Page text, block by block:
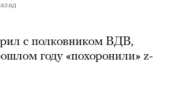
с полковником ВДВ,
году «похоронили» z-